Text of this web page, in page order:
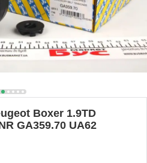
Boxer 1.9TD
GA359.70 UA62